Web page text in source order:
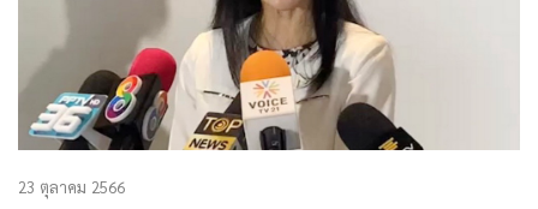
23 ตุลาคม 2566